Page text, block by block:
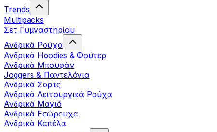
Trends
Multipacks
Σετ Γυμναστηρίου
Ανδρικά Ρούχα
Ανδρικά Hoodies & Φούτερ
Ανδρικά Μπουφάν
Joggers & Παντελόνια
Ανδρικά Σορτς
Ανδρικά Λειτουργικά Ρούχα
Ανδρικά Μαγιό
Ανδρικά Εσώρουχα
Ανδρικά Καπέλα